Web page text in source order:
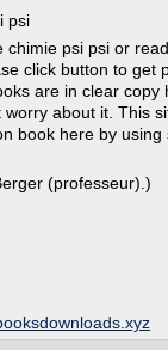
psi
chimie psi psi or
click button to get
are in clear copy
about it. This
book here by
(professeur).)